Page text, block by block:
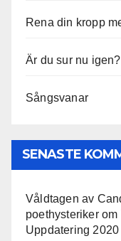
Rena din kropp
Är du sur nu igen?
Sångsvanar
SENASTE
Våldtagen av
poethysterikerom
Uppdatering 2020